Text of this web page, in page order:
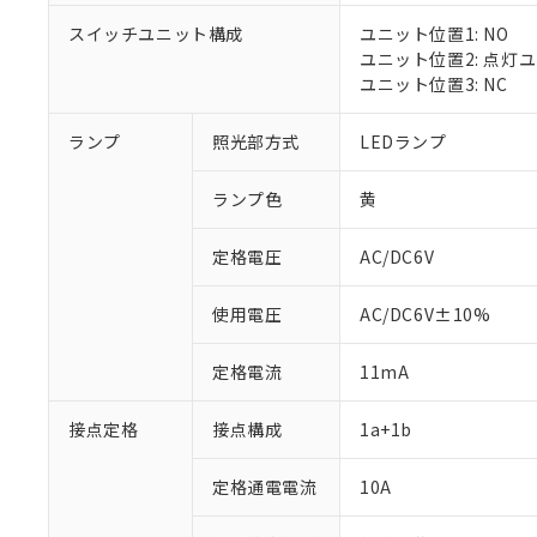
スイッチユニット構成
ユニット位置1: NO
ユニット位置2: 点灯
ユニット位置3: NC
ランプ 照光部方式 LEDランプ
ランプ色 黄
定格電圧 AC/DC6V
使用電圧 AC/DC6V±10%
定格電流 11mA
接点定格 接点構成 1a+1b
定格通電電流 10A
ご利用条件
以下の条件をお読
在庫状況お
い。
※1 対応状況
対応予定なし：
調査・確認中：
非該当品：ライセ
仕入先様の事情に
鉛(Pb) 1000ppm以下、
六価クロム(Cr(Ⅵ))
フタル酸ビス(2-エチル
ル（DBP） 1000ppm
フタル酸エステル類の
※1 中国
「○」：最大均質
「×」：最大均質
「－」：未確認で
Cr(Ⅵ)(六価クロム) :
当社は規制
当社は貴社
記